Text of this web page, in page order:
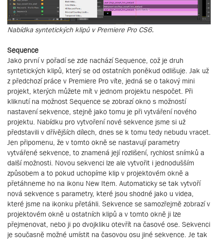
Nabídka syntetických klipů v Premiere Pro CS6.
Sequence
Jako první v pořadí se zde nachází Sequence, což je druh
syntetických klipů, který se od ostatních poněkud odlišuje. Jak už
z předchozí práce v Premiere Pro víte, jedná se o takový mini
projekt, kterých můžete mít v jednom projektu nespočet. Při
kliknutí na možnost Sequence se zobrazí okno s možností
nastavení sekvence, stejně jako tomu je při vytváření nového
projektu. Nabídku pro vytvoření nové sekvence jsme si už
představili v dřívějších dílech, dnes se k tomu tedy nebudu vracet.
Jen připomenu, že v tomto okně se nastavují parametry
vytvářené sekvence, to znamená její rozlišení, rychlost snímků a
další možnosti. Novou sekvenci lze ale vytvořit i jednodušším
způsobem a to pokud uchopíme klip v projektovém okně a
přetáhneme ho na ikonu New Item. Automaticky se tak vytvoří
nová sekvence s parametry, které jsou shodné jako u videa,
které jsme na ikonku přetáhli. Sekvence se samozřejmě zobrazí v
projektovém okně u ostatních klipů a v tomto okně ji lze
přejmenovat, nebo ji po dvojkliku otevřít na časové ose. Sekvenci
je současně možné umístit na časovou osu jiné sekvence. Je tak